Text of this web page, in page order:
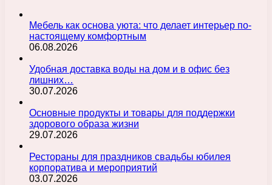
Мебель как основа уюта: что делает интерьер по-
настоящему комфортным
06.08.2026
Удобная доставка воды на дом и в офис без
лишних…
30.07.2026
Основные продукты и товары для поддержки
здорового образа жизни
29.07.2026
Рестораны для праздников свадьбы юбилея
корпоратива и мероприятий
03.07.2026